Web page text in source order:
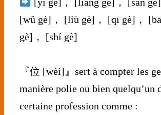
[wǔ gè]， [liù gè]， [qī gè]，
gè]， [shí gè]
『位 [wèi]』sert à compter les
manière polie ou bien quelqu’un
certaine profession comme :